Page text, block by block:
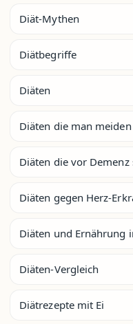
Diät-Mythen
Diätbegriffe
Diäten
Diäten die man
Diäten die vor
Diäten gegen Herz-
Diäten und Ernährung
Diäten-Vergleich
Diätrezepte mit Ei